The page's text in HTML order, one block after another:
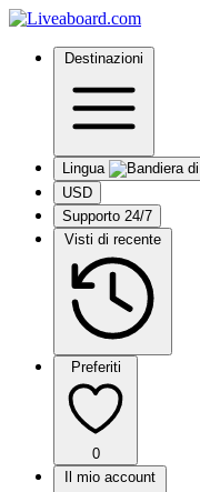
Destinazioni
Lingua
USD
Supporto 24/7
Visti di recente
Preferiti
0
Il mio account